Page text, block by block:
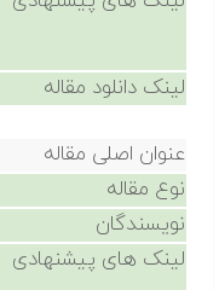
لینک دانلود مقاله
عنوان اصلی مقاله
نوع مقاله
نویسندگان
لینک های پیشنهادی